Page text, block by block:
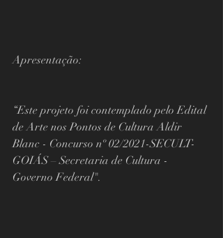
Apresentação:
“Este projeto foi contemplado pelo Edital
de Arte nos Pontos de Cultura Aldir
Blanc - Concurso nº 02/2021-SECULT-
GOIÁS – Secretaria de Cultura -
Governo Federal".